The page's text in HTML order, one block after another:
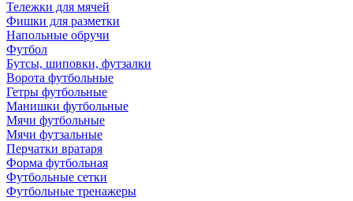
Тележки для мячей
Фишки для разметки
Напольные обручи
Футбол
Бутсы, шиповки, футзалки
Ворота футбольные
Гетры футбольные
Манишки футбольные
Мячи футбольные
Мячи футзальные
Перчатки вратаря
Форма футбольная
Футбольные сетки
Футбольные тренажеры